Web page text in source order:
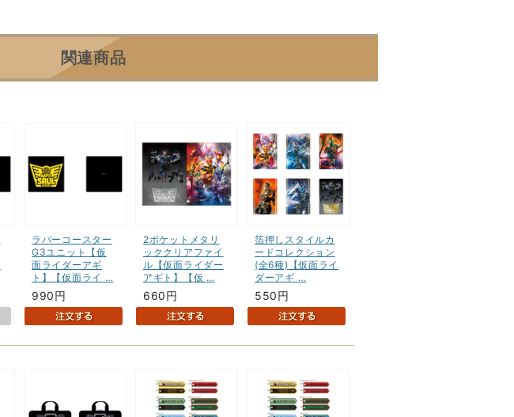
関連商品
ラバーコースター
G3ユニット【仮
面ライダーアギ
ト】【仮面ライ …
990円
2ポケットメタリ
ッククリアファイ
ル【仮面ライダー
アギト】【仮 …
660円
箔押しスタイルカ
ードコレクション
(全6種)【仮面ライ
ダーアギ …
550円